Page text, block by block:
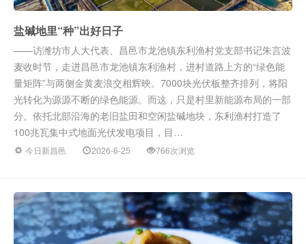
盐碱地里“种”出好日子
——访潍坊市人大代表、昌邑市龙池镇东利渔村党支部书记朱言波
麦收时节，走进昌邑市龙池镇东利渔村，进村道路上方的“绿色能
量矩阵”与两侧金黄麦浪交相辉映。7000块光伏板整齐排列，将阳
光转化为源源不断的绿色能源。而这，只是村里新能源布局的一部
分。依托北部沿海的老旧盐田和空闲盐碱地块，东利渔村打造了
100兆瓦集中式地面光伏发电项目，目…
今日新昌邑 2026-6-25 766次浏览